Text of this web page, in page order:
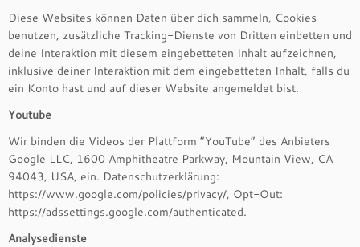
Diese Websites können Daten über dich sammeln, Cookies
benutzen, zusätzliche Tracking-Dienste von Dritten einbetten und
deine Interaktion mit diesem eingebetteten Inhalt aufzeichnen,
inklusive deiner Interaktion mit dem eingebetteten Inhalt, falls du
ein Konto hast und auf dieser Website angemeldet bist.
Youtube
Wir binden die Videos der Plattform “YouTube” des Anbieters
Google LLC, 1600 Amphitheatre Parkway, Mountain View, CA
94043, USA, ein. Datenschutzerklärung:
https://www.google.com/policies/privacy/, Opt-Out:
https://adssettings.google.com/authenticated.
Analysedienste